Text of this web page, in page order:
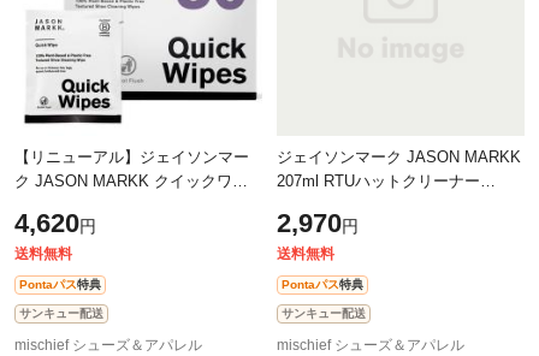
【リニューアル】ジェイソンマー
ク JASON MARKK クイックワイ
ー [130310] Quick Wipes 30 Pack
靴 スニ
4,620円
送料無料
Pontaパス特典
サンキュー配送
mischief シューズ＆アパレル
ジェイソンマーク JASON MARKK
207ml RTUハットクリーナー
Hat Cleaner メンズ・レディース 帽
子ケア用
2,970円
送料無料
Pontaパス特典
サンキュー配送
mischief シューズ＆アパレル